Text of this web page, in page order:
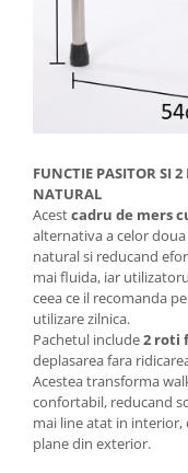
FUNCTIE PASITOR SI
NATURAL
Acestcadru de mers
alternativa a celor
natural si reducand
mai fluida, iar
ceea ce il recomanda
utilizare zilnica.
Pachetul include2 roti
deplasarea fara
Acestea transforma
confortabil, reducand
mai line atat in interior,
plane din exterior.